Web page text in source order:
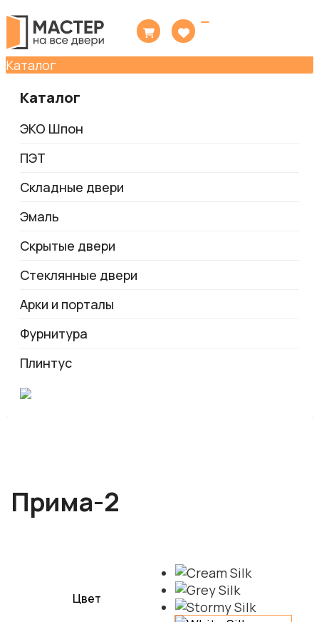
Каталог
Каталог
ЭКО Шпон
ПЭТ
Складные двери
Эмаль
Скрытые двери
Стеклянные двери
Арки и порталы
Фурнитура
Плинтус
Прима-2
Цвет